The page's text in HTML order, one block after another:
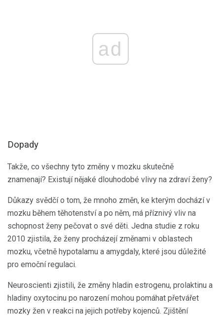
ad
Dopady
Takže, co všechny tyto změny v mozku skutečně
znamenají? Existují nějaké dlouhodobé vlivy na zdraví ženy?
Důkazy svědčí o tom, že mnoho změn, ke kterým dochází v
mozku během těhotenství a po něm, má příznivý vliv na
schopnost ženy pečovat o své děti. Jedna studie z roku
2010 zjistila, že ženy procházejí změnami v oblastech
mozku, včetně hypotalamu a amygdaly, které jsou důležité
pro emoční regulaci.
Neuroscienti zjistili, že změny hladin estrogenu, prolaktinu a
hladiny oxytocinu po narození mohou pomáhat přetvářet
mozky žen v reakci na jejich potřeby kojenců. Zjištění